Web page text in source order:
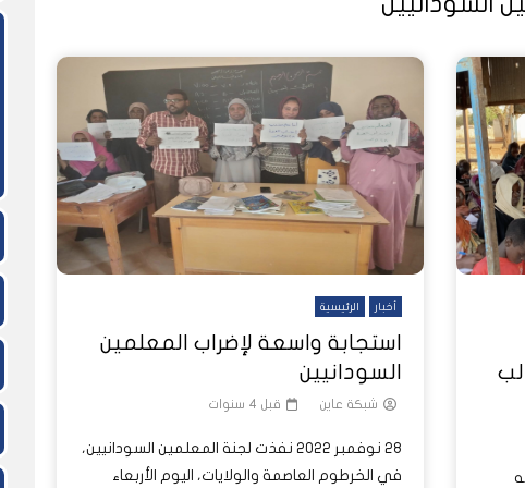
لاحقاً
الدول العربية.. كيف دفعت الحرب
السودان إلى ذروتها؟
نشرة أخبار عاين الأسبوعية
لاحقاً شاهد لاحقاً
المسيرات تضع ملايين السودانيين
خطوط النار والجوع
جروحٌ لا تُرى.. حرب السودان تمتد إلى
الصحة النفسية للملايين
أخبار الرئيسية
استجابة واسعة لإضراب المعلمين
السودانيين
شبكة عاين قبل 4 سنوات
28 نوفمبر 2022 نفذت لجنة المعلمين السودانيين،
في الخرطوم العاصمة والولايات، اليوم الأربعاء